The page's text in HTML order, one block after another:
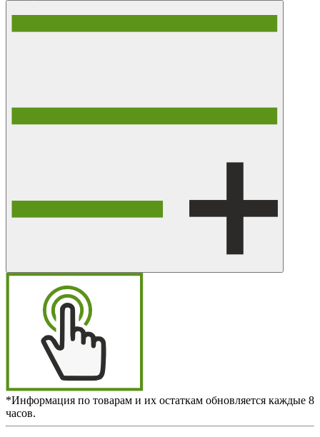
*Информация по товарам и их остаткам обновляется каждые 8
часов.